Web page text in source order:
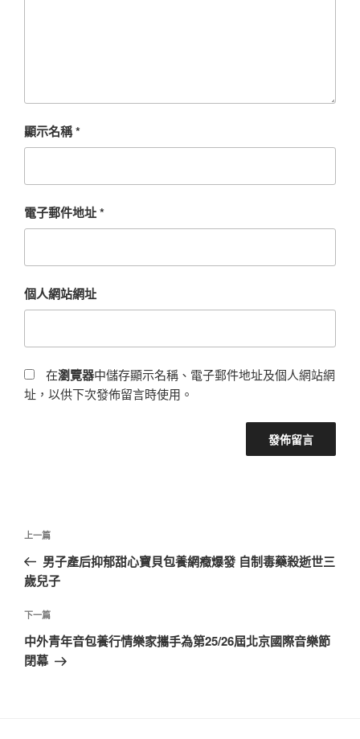
顯示名稱*
電子郵件地址*
個人網站網址
在瀏覽器中儲存顯示名稱、電子郵件地址及個人網站網
址，以供下次發佈留言時使用。
文
導
覽
上
一
篇
章
上一篇
男子產后抑郁甜心寶貝包養網癥爆發 自制毒藥殺逝世三
歲兒子
下
一
篇
下一篇
中外青年音包養行情樂家攜手為第25/26屆北京國際音樂節
閉幕